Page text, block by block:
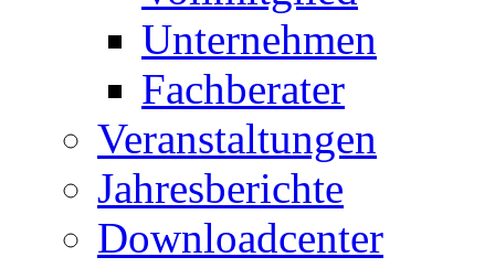
Unternehmen
Fachberater
Veranstaltungen
Jahresberichte
Downloadcenter